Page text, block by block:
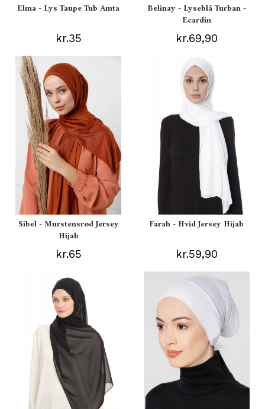
Elma - Lys Taupe Tub Amta
kr.35
Belinay - Lyseblå Turban -
Ecardin
kr.69,90
Sibel - Murstensrød Jersey
Hijab
kr.65
Farah - Hvid Jersey Hijab
kr.59,90